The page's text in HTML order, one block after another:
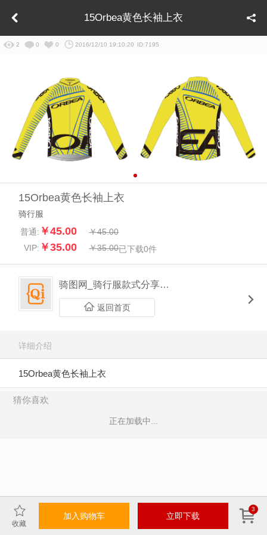
15Orbea黄色长袖上衣
2 0 0 2016/12/10 19:10:20 ID:7195
15Orbea黄色长袖上衣
骑行服
普通: ￥45.00
￥45.00
VIP: ￥35.00 ￥35.00已下载0件
骑图网_骑行服款式分享平台
返回首页
详细介绍
15Orbea黄色长袖上衣
猜你喜欢
正在加载中...
收藏
加入购物车
3
立即下载